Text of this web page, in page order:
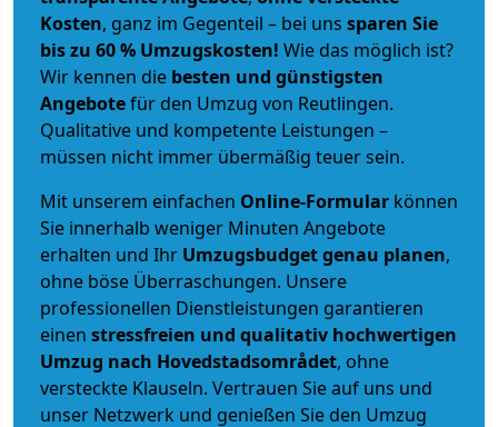
Kosten, ganz im Gegenteil – bei uns sparen Sie
bis zu 60 % Umzugskosten! Wie das möglich ist?
Wir kennen die besten und günstigsten
Angebotefür den Umzug von Reutlingen.
Qualitative und kompetente Leistungen –
müssen nicht immer übermäßig teuer sein.
Mit unserem einfachen Online-Formular können
Sie innerhalb weniger Minuten Angebote
erhalten und Ihr Umzugsbudgetgenau planen,
ohne böse Überraschungen. Unsere
professionellen Dienstleistungen garantieren
einen stressfreien und qualitativ hochwertigen
Umzug nach Hovedstadsområdet, ohne
versteckte Klauseln. Vertrauen Sie auf uns und
unser Netzwerk und genießen Sie den Umzug